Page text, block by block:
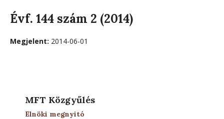
Évf. 144 szám 2 (2014)
Megjelent: 2014-06-01
MFT Közgyűlés
Elnöki megnyitó